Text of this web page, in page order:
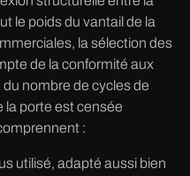
le poids du vantail de la
la sélection des
de la conformité aux
nombre de cycles de
porte est censée
:
utilisé, adapté aussi bien